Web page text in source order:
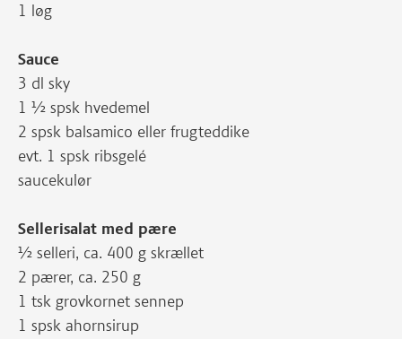
1 løg
Sauce
3 dl sky
1 ½ spsk hvedemel
2 spsk balsamico eller frugteddike
evt. 1 spsk ribsgelé
saucekulør
Sellerisalat med pære
½ selleri, ca. 400 g skrællet
2 pærer, ca. 250 g
1 tsk grovkornet sennep
1 spsk ahornsirup